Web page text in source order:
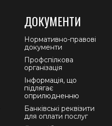
ДОКУМЕНТИ
Нормативно-правові
документи
Профспілкова
організація
Інформація, що
підлягає
оприлюдненню
Банківські реквізити
для оплати послуг